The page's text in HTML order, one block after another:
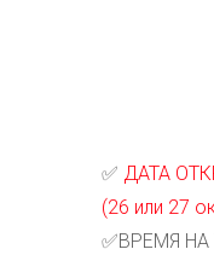
✅ ДАТА
(26 или 27
✅ВРЕМЯ